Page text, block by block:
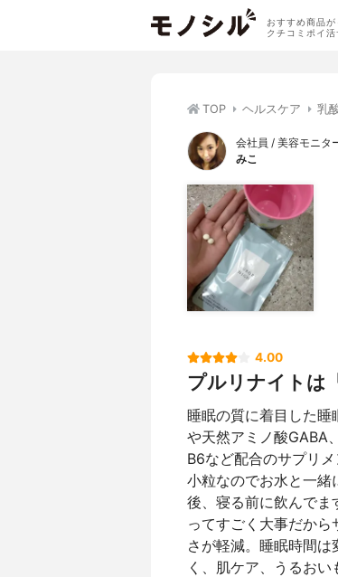
おすすめ商品が
クチコミポイ活
TOP ヘルスケア 乳
会社員 / 美容モニタ
みこ
4.00
プルリナイトは
睡眠の質に着目した睡
や天然アミノ酸GABA
B6など配合のサプリ
小粒なのでお水と一緒
後、寝る前に飲んでま
ってすごく大事だか
さが軽減。睡眠時間
く、肌ケア、うるおい